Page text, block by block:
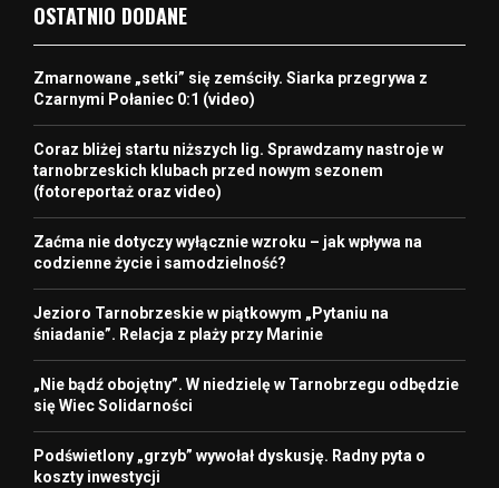
OSTATNIO DODANE
Zmarnowane „setki” się zemściły. Siarka przegrywa z
Czarnymi Połaniec 0:1 (video)
Coraz bliżej startu niższych lig. Sprawdzamy nastroje w
tarnobrzeskich klubach przed nowym sezonem
(fotoreportaż oraz video)
Zaćma nie dotyczy wyłącznie wzroku – jak wpływa na
codzienne życie i samodzielność?
Jezioro Tarnobrzeskie w piątkowym „Pytaniu na
śniadanie”. Relacja z plaży przy Marinie
„Nie bądź obojętny”. W niedzielę w Tarnobrzegu odbędzie
się Wiec Solidarności
Podświetlony „grzyb” wywołał dyskusję. Radny pyta o
koszty inwestycji